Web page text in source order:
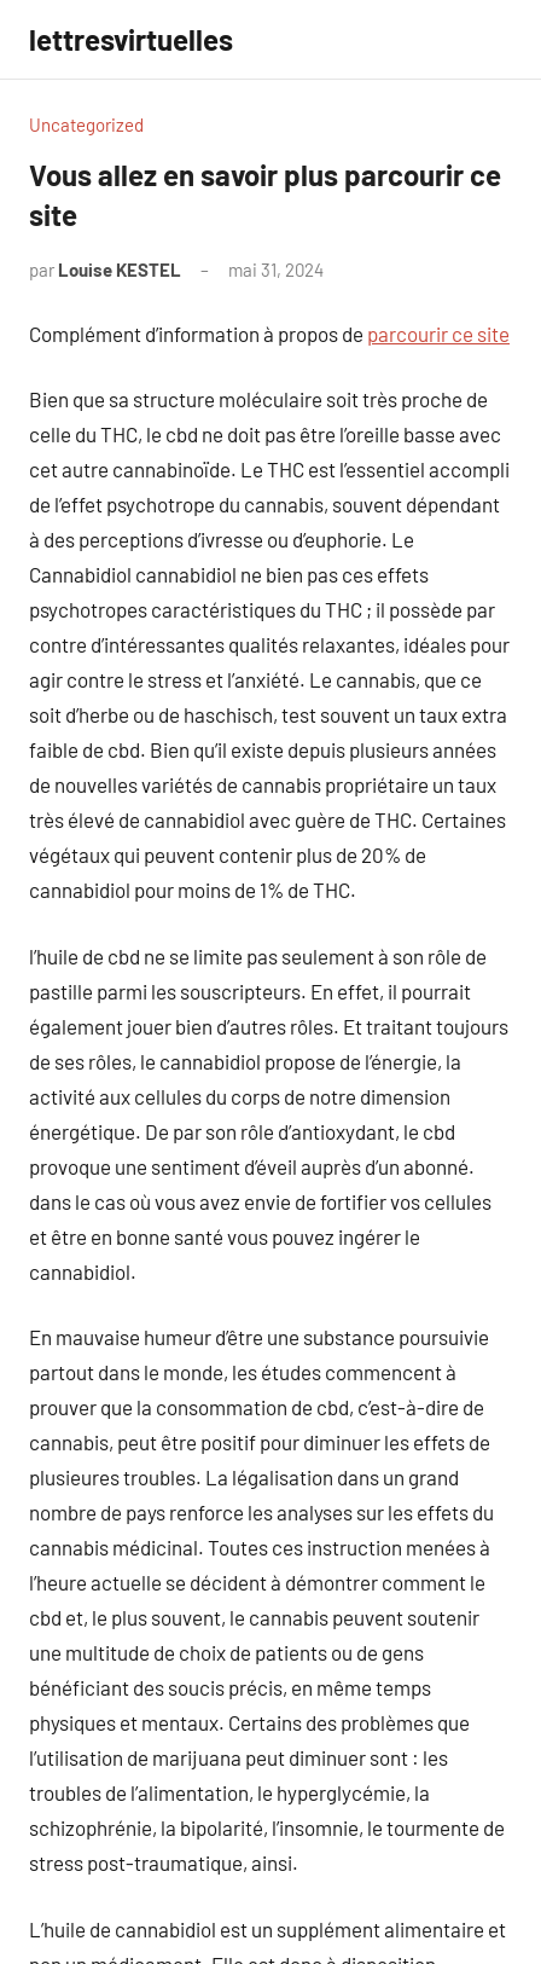
contenu
lettresvirtuelles
Uncategorized
Vous allez en savoir plus parcourir ce
site
par Louise KESTEL mai 31, 2024
Complément d’information à propos de parcourir ce site
Bien que sa structure moléculaire soit très proche de
celle du THC, le cbd ne doit pas être l’oreille basse avec
cet autre cannabinoïde. Le THC est l’essentiel accompli
de l’effet psychotrope du cannabis, souvent dépendant
à des perceptions d’ivresse ou d’euphorie. Le
Cannabidiol cannabidiol ne bien pas ces effets
psychotropes caractéristiques du THC ; il possède par
contre d’intéressantes qualités relaxantes, idéales pour
agir contre le stress et l’anxiété. Le cannabis, que ce
soit d’herbe ou de haschisch, test souvent un taux extra
faible de cbd. Bien qu’il existe depuis plusieurs années
de nouvelles variétés de cannabis propriétaire un taux
très élevé de cannabidiol avec guère de THC. Certaines
végétaux qui peuvent contenir plus de 20% de
cannabidiol pour moins de 1% de THC.
l’huile de cbd ne se limite pas seulement à son rôle de
pastille parmi les souscripteurs. En effet, il pourrait
également jouer bien d’autres rôles. Et traitant toujours
de ses rôles, le cannabidiol propose de l’énergie, la
activité aux cellules du corps de notre dimension
énergétique. De par son rôle d’antioxydant, le cbd
provoque une sentiment d’éveil auprès d’un abonné.
dans le cas où vous avez envie de fortifier vos cellules
et être en bonne santé vous pouvez ingérer le
cannabidiol.
En mauvaise humeur d’être une substance poursuivie
partout dans le monde, les études commencent à
prouver que la consommation de cbd, c’est-à-dire de
cannabis, peut être positif pour diminuer les effets de
plusieures troubles. La légalisation dans un grand
nombre de pays renforce les analyses sur les effets du
cannabis médicinal. Toutes ces instruction menées à
l’heure actuelle se décident à démontrer comment le
cbd et, le plus souvent, le cannabis peuvent soutenir
une multitude de choix de patients ou de gens
bénéficiant des soucis précis, en même temps
physiques et mentaux. Certains des problèmes que
l’utilisation de marijuana peut diminuer sont : les
troubles de l’alimentation, le hyperglycémie, la
schizophrénie, la bipolarité, l’insomnie, le tourmente de
stress post-traumatique, ainsi.
L’huile de cannabidiol est un supplément alimentaire et